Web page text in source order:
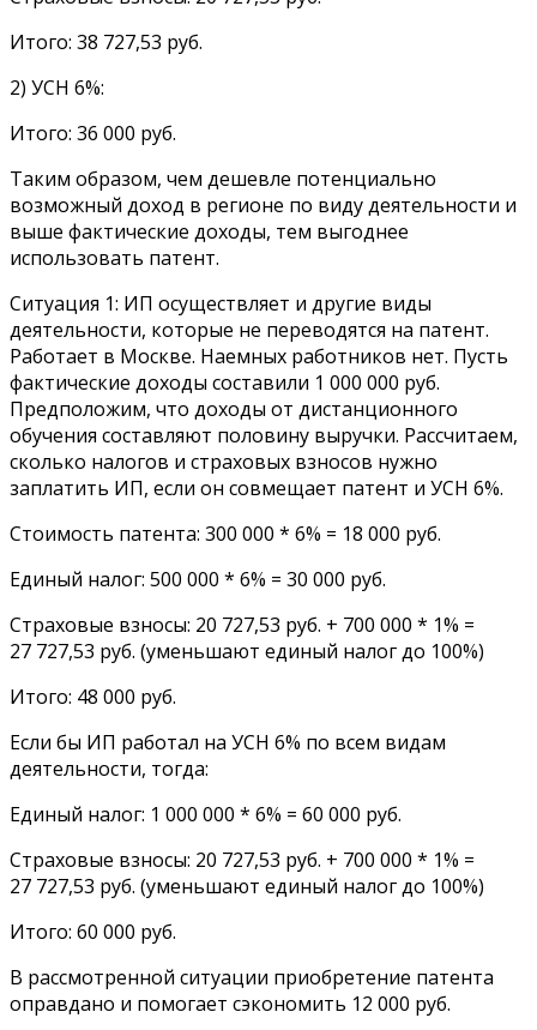
Итого: 38 727,53 руб.
2) УСН 6%:
Итого: 36 000 руб.
Таким образом, чем дешевле потенциально
возможный доход в регионе по виду деятельности и
выше фактические доходы, тем выгоднее
использовать патент.
Ситуация 1: ИП осуществляет и другие виды
деятельности, которые не переводятся на патент.
Работает в Москве. Наемных работников нет. Пусть
фактические доходы составили 1 000 000 руб.
Предположим, что доходы от дистанционного
обучения составляют половину выручки. Рассчитаем,
сколько налогов и страховых взносов нужно
заплатить ИП, если он совмещает патент и УСН 6%.
Стоимость патента: 300 000 * 6% = 18 000 руб.
Единый налог: 500 000 * 6% = 30 000 руб.
Страховые взносы: 20 727,53 руб. + 700 000 * 1% =
27 727,53 руб. (уменьшают единый налог до 100%)
Итого: 48 000 руб.
Если бы ИП работал на УСН 6% по всем видам
деятельности, тогда:
Единый налог: 1 000 000 * 6% = 60 000 руб.
Страховые взносы: 20 727,53 руб. + 700 000 * 1% =
27 727,53 руб. (уменьшают единый налог до 100%)
Итого: 60 000 руб.
В рассмотренной ситуации приобретение патента
оправдано и помогает сэкономить 12 000 руб.